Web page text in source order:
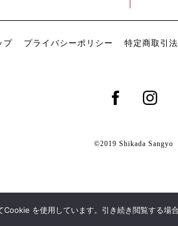
プ プライバシーポリシー 特定商取引
©2019 Shikada Sangyo
を使用しています。引き続き閲覧する場